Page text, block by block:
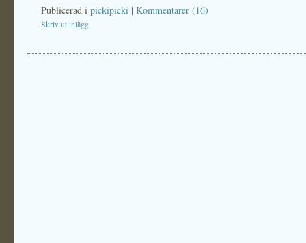
Publicerad i pickipicki | Kommentarer (16)
Skriv ut inlägg